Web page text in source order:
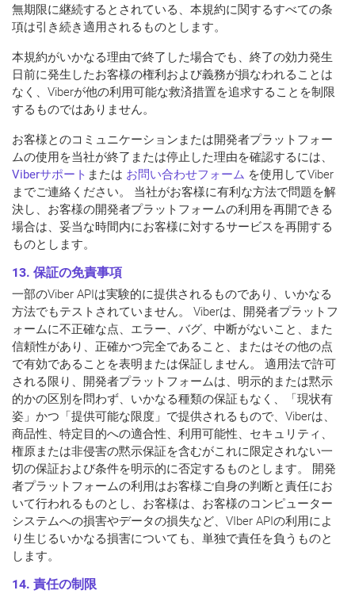
無期限に継続するとされている、本規約に関するすべての条
項は引き続き適用されるものとします。
本規約がいかなる理由で終了した場合でも、終了の効力発生
日前に発生したお客様の権利および義務が損なわれることは
なく、Viberが他の利用可能な救済措置を追求することを制限
するものではありません。
お客様とのコミュニケーションまたは開発者プラットフォー
ムの使用を当社が終了または停止した理由を確認するには、
Viberサポート または お問い合わせフォーム を使用してViber
までご連絡ください。 当社がお客様に有利な方法で問題を解
決し、お客様の開発者プラットフォームの利用を再開できる
場合は、妥当な時間内にお客様に対するサービスを再開する
ものとします。
13. 保証の免責事項
一部のViber APIは実験的に提供されるものであり、いかなる
方法でもテストされていません。 Viberは、開発者プラットフ
ォームに不正確な点、エラー、バグ、中断がないこと、また
信頼性があり、正確かつ完全であること、またはその他の点
で有効であることを表明または保証しません。 適用法で許可
される限り、開発者プラットフォームは、明示的または黙示
的かの区別を問わず、いかなる種類の保証もなく、「現状有
姿」かつ「提供可能な限度」で提供されるもので、Viberは、
商品性、特定目的への適合性、利用可能性、セキュリティ、
権原または非侵害の黙示保証を含むがこれに限定されない一
切の保証および条件を明示的に否定するものとします。 開発
者プラットフォームの利用はお客様ご自身の判断と責任にお
いて行われるものとし、お客様は、お客様のコンピューター
システムへの損害やデータの損失など、VIber APIの利用によ
り生じるいかなる損害についても、単独で責任を負うものと
します。
14. 責任の制限